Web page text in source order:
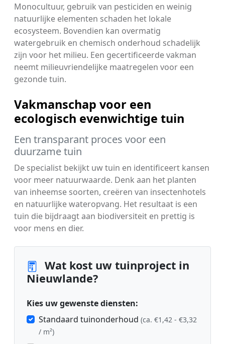
Monocultuur, gebruik van pesticiden en weinig
natuurlijke elementen schaden het lokale
ecosysteem. Bovendien kan overmatig
watergebruik en chemisch onderhoud schadelijk
zijn voor het milieu. Een gecertificeerde vakman
neemt milieuvriendelijke maatregelen voor een
gezonde tuin.
Vakmanschap voor een
ecologisch evenwichtige tuin
Een transparant proces voor een
duurzame tuin
De specialist bekijkt uw tuin en identificeert kansen
voor meer natuurwaarde. Denk aan het planten
van inheemse soorten, creëren van insectenhotels
en natuurlijke wateropvang. Het resultaat is een
tuin die bijdraagt aan biodiversiteit en prettig is
voor mens en dier.
Wat kost uw tuinproject in
Nieuwlande?
Kies uw gewenste diensten:
Standaard tuinonderhoud (ca. €1,42 - €3,32
/ m²)